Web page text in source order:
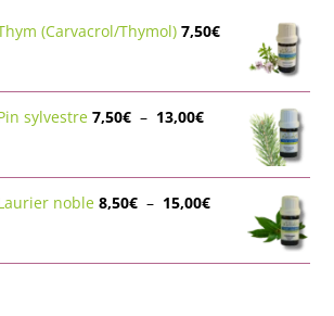
(Carvacrol/Thymol) 7,50€
sylvestre 7,50€ – 13,00€Plage
7,50€
noble 8,50€ – 15,00€Plage